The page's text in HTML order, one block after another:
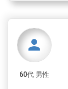
person
60代 男性